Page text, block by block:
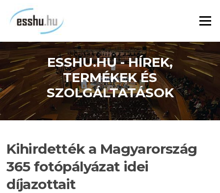
tartalomra
Menü
ESSHU.HU - HÍREK,
TERMÉKEK ÉS
SZOLGÁLTATÁSOK
Kihirdették a Magyarország
365 fotópályázat idei
díjazottait